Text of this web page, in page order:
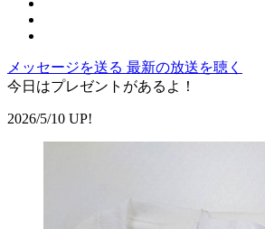
メッセージを送る 最新の放送を聴く
今日はプレゼントがあるよ！
2026/5/10 UP!